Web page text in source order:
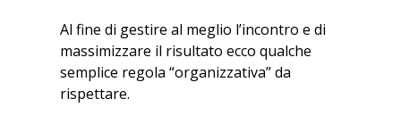
Al fine di gestire al meglio l’incontro e di
massimizzare il risultato ecco qualche
semplice regola “organizzativa” da
rispettare.